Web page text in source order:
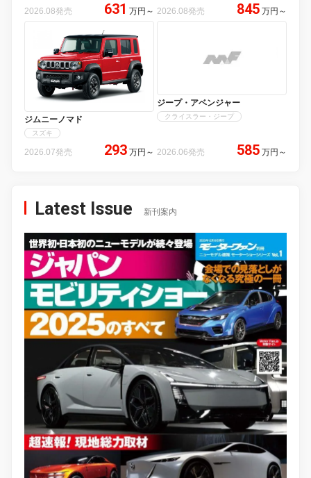
2026.08発売 631 万円 ～ 2026.08発売 845 万円 ～
ジムニーノマド
スズキ
2026.07発売 293 万円 ～
ジープ・アベンジャー
クライスラー・ジープ
2026.06発売 585 万円 ～
Latest Issue 新刊案内